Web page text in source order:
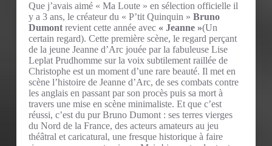
Que j’avais aimé « Ma Loute » en sélection officielle il
y a 3 ans, le créateur du « P’tit Quinquin » Bruno
Dumontrevient cette année avec « Jeanne »(Un
certain regard). Cette première scène, le regard perçant
de la jeune Jeanne d’Arc jouée par la fabuleuse Lise
Leplat Prudhomme sur la voix subtilement raillée de
Christophe est un moment d’une rare beauté. Il met en
scène l’histoire de Jeanne d’Arc, de ses combats contre
les anglais en passant par son procès puis sa mort à
travers une mise en scène minimaliste. Et que c’est
réussi, c’est du pur Bruno Dumont : ses terres vierges
du Nord de la France, des acteurs amateurs au jeu
théâtral et caricatural, une fresque historique à faire